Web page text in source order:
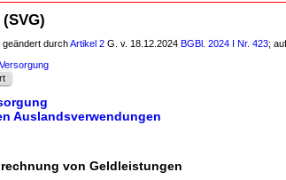
geändert durchArtikel 2 G. v. 18.12.2024 BGBl. 2024 I Nr. 423;
Auslandsverwendungen
von Geldleistungen